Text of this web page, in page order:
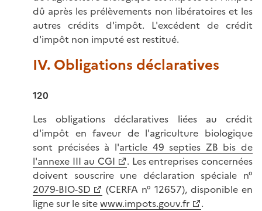
dû après les prélèvements non libératoires et les
autres crédits d'impôt. L'excédent de crédit
d'impôt non imputé est restitué.
IV. Obligations déclaratives
120
Les obligations déclaratives liées au crédit
d'impôt en faveur de l'agriculture biologique
sont précisées à l'article 49 septies ZB bis de
l'annexe III au CGI
. Les entreprises concernées
doivent souscrire une déclaration spéciale n°
2079-BIO-SD
(CERFA n° 12657), disponible en
ligne sur le sitewww.impots.gouv.fr .